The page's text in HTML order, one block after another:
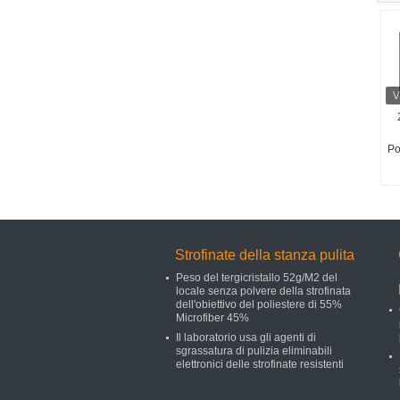
Strofinate della stanza pulita
Peso del tergicristallo 52g/M2 del
locale senza polvere della strofinata
dell'obiettivo del poliestere di 55%
Microfiber 45%
Il laboratorio usa gli agenti di
sgrassatura di pulizia eliminabili
elettronici delle strofinate resistenti